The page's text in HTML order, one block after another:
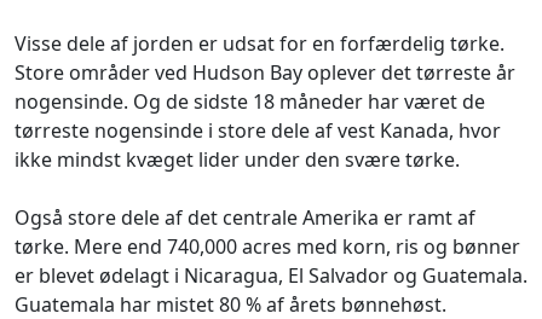
Visse dele af jorden er udsat for en forfærdelig tørke.
Store områder ved Hudson Bay oplever det tørreste år
nogensinde. Og de sidste 18 måneder har været de
tørreste nogensinde i store dele af vest Kanada, hvor
ikke mindst kvæget lider under den svære tørke.
Også store dele af det centrale Amerika er ramt af
tørke. Mere end 740,000 acres med korn, ris og bønner
er blevet ødelagt i Nicaragua, El Salvador og Guatemala.
Guatemala har mistet 80 % af årets bønnehøst.